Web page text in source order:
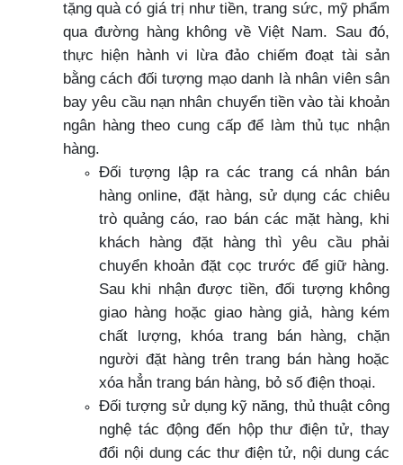
tặng quà có giá trị như tiền, trang sức, mỹ phẩm
qua đường hàng không về Việt Nam. Sau đó,
thực hiện hành vi lừa đảo chiếm đoạt tài sản
bằng cách đối tượng mạo danh là nhân viên sân
bay yêu cầu nạn nhân chuyển tiền vào tài khoản
ngân hàng theo cung cấp để làm thủ tục nhận
hàng.
Đối tượng lập ra các trang cá nhân bán
hàng online, đặt hàng, sử dụng các chiêu
trò quảng cáo, rao bán các mặt hàng, khi
khách hàng đặt hàng thì yêu cầu phải
chuyển khoản đặt cọc trước để giữ hàng.
Sau khi nhận được tiền, đối tượng không
giao hàng hoặc giao hàng giả, hàng kém
chất lượng, khóa trang bán hàng, chặn
người đặt hàng trên trang bán hàng hoặc
xóa hẳn trang bán hàng, bỏ số điện thoại.
Đối tượng sử dụng kỹ năng, thủ thuật công
nghệ tác động đến hộp thư điện tử, thay
đổi nội dung các thư điện tử, nội dung các